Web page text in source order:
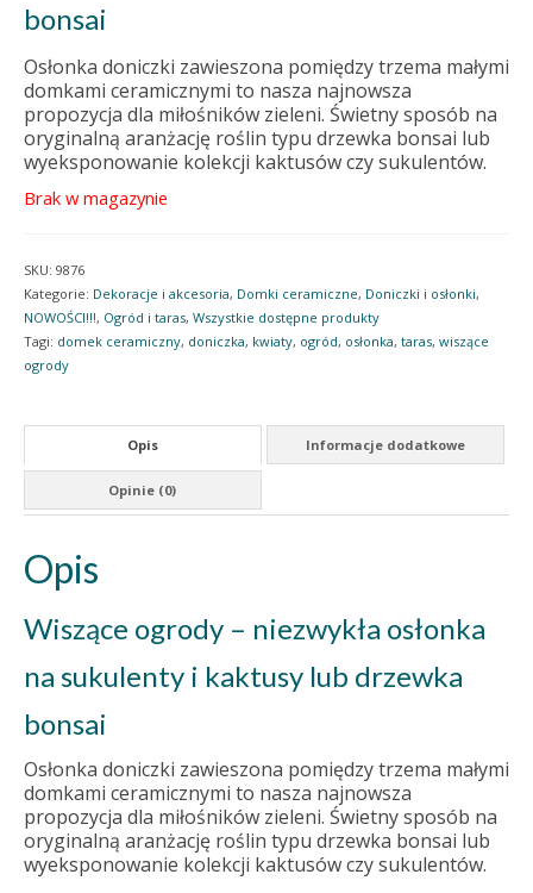
bonsai
Osłonka doniczki zawieszona pomiędzy trzema małymi
domkami ceramicznymi to nasza najnowsza
propozycja dla miłośników zieleni. Świetny sposób na
oryginalną aranżację roślin typu drzewka bonsai lub
wyeksponowanie kolekcji kaktusów czy sukulentów.
Brak w magazynie
SKU: 9876
Kategorie: Dekoracje i akcesoria, Domki ceramiczne, Doniczki i osłonki,
NOWOŚCI!!!, Ogród i taras, Wszystkie dostępne produkty
Tagi: domek ceramiczny, doniczka, kwiaty, ogród, osłonka, taras, wiszące
ogrody
Opis Informacje dodatkowe
Opinie (0)
Opis
Wiszące ogrody – niezwykła osłonka
na sukulenty i kaktusy lub drzewka
bonsai
Osłonka doniczki zawieszona pomiędzy trzema małymi
domkami ceramicznymi to nasza najnowsza
propozycja dla miłośników zieleni. Świetny sposób na
oryginalną aranżację roślin typu drzewka bonsai lub
wyeksponowanie kolekcji kaktusów czy sukulentów.